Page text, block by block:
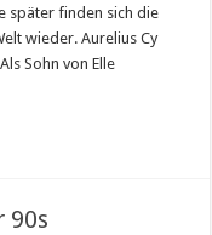
später finden sich die
wieder. Aurelius Cy
Sohn von Elle
90s